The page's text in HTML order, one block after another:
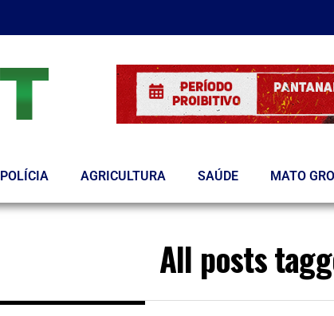
POLÍCIA AGRICULTURA SAÚDE MATO
All posts